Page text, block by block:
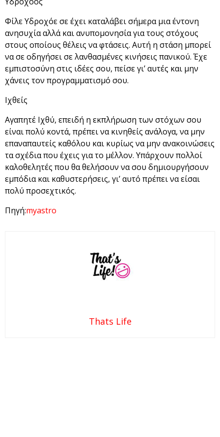
Φίλε Υδροχόε σε έχει καταλάβει σήμερα μια έντονη
ανησυχία αλλά και ανυπομονησία για τους στόχους
στους οποίους θέλεις να φτάσεις. Αυτή η στάση μπορεί
να σε οδηγήσει σε λανθασμένες κινήσεις πανικού. Έχε
εμπιστοσύνη στις ιδέες σου, πείσε γι’ αυτές και μην
χάνεις τον προγραμματισμό σου.
Ιχθείς
Αγαπητέ Ιχθύ, επειδή η εκπλήρωση των στόχων σου
είναι πολύ κοντά, πρέπει να κινηθείς ανάλογα, να μην
επαναπαυτείς καθόλου και κυρίως να μην ανακοινώσεις
τα σχέδια που έχεις για το μέλλον. Υπάρχουν πολλοί
καλοθελητές που θα θελήσουν να σου δημιουργήσουν
εμπόδια και καθυστερήσεις, γι’ αυτό πρέπει να είσαι
πολύ προσεχτικός.
Πηγή:myastro
Thats Life